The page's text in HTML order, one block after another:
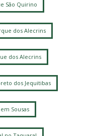
São Quirino
dos Alecrins
dos Alecrins
dos Jequitibas
Sousas